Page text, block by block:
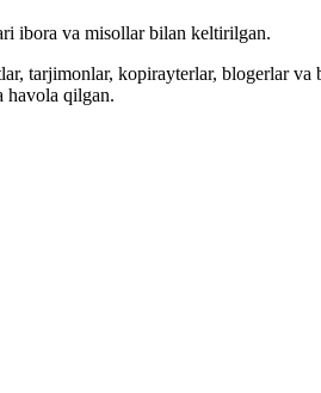
ibora va misollar bilan keltirilgan.
tarjimonlar, kopirayterlar, blogerlar
havola qilgan.